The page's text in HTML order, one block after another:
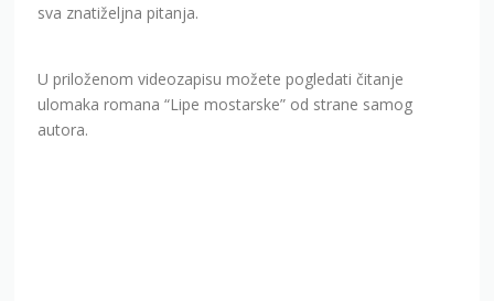
sva znatiželjna pitanja.
U priloženom videozapisu možete pogledati čitanje
ulomaka romana “Lipe mostarske” od strane samog
autora.